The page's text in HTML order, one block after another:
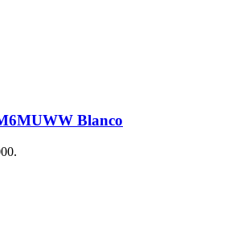
Blanco